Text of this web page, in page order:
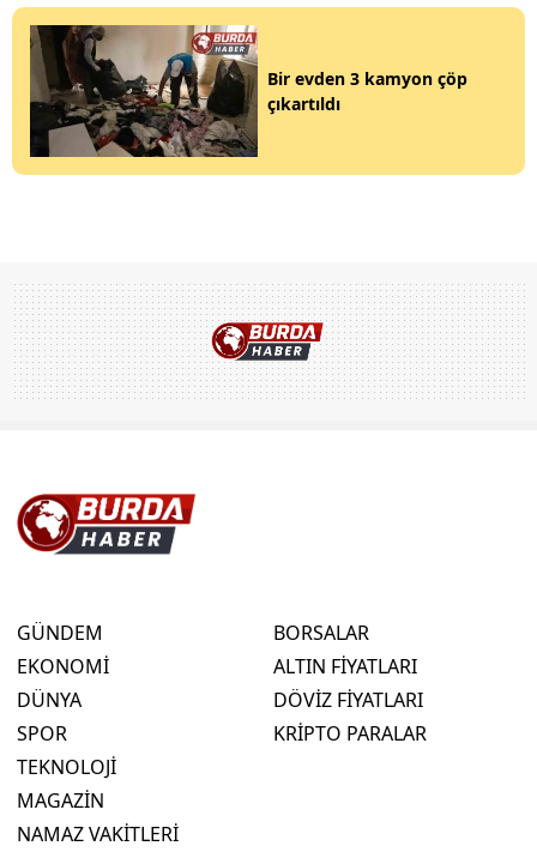
Bir evden 3 kamyon çöp
çıkartıldı
GÜNDEM
EKONOMİ
DÜNYA
SPOR
TEKNOLOJİ
MAGAZİN
NAMAZ VAKİTLERİ
BORSALAR
ALTIN FİYATLARI
DÖVİZ FİYATLARI
KRİPTO PARALAR